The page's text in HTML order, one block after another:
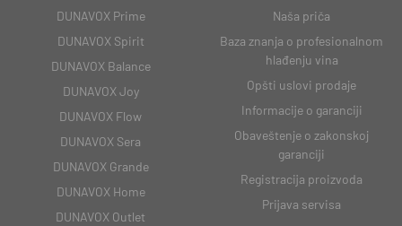
DUNAVOX Prime
DUNAVOX Spirit
DUNAVOX Balance
DUNAVOX Joy
DUNAVOX Flow
DUNAVOX Sera
DUNAVOX Grande
DUNAVOX Home
DUNAVOX Outlet
Naša priča
Baza znanja o profesionalnom
hlađenju vina
Opšti uslovi prodaje
Informacije o garanciji
Obaveštenje o zakonskoj
garanciji
Registracija proizvoda
Prijava servisa